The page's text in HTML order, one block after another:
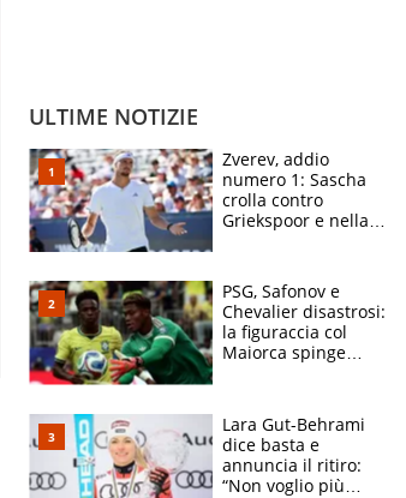
ULTIME NOTIZIE
Zverev, addio
numero 1: Sascha
crolla contro
Griekspoor e nella
terzo. Quanti malori
a Montreal
PSG, Safonov e
Chevalier disastrosi:
la figuraccia col
Maiorca spinge
rischio beffa
Lara Gut-Behrami
dice basta e
annuncia il ritiro:
“Non voglio più